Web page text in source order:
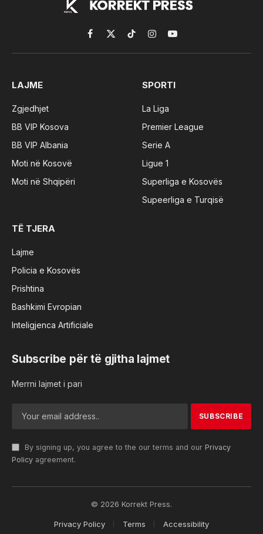
Facebook
X
(Twitter)
TikTokInstagramYouTube
LAJME
Zgjedhjet
BB VIP Kosova
BB VIP Albania
Moti në Kosovë
Moti në Shqipëri
SPORTI
La Liga
Premier League
Serie A
Ligue 1
Superliga e Kosovës
Supeerliga e Turqisë
TË TJERA
Lajme
Policia e Kosovës
Prishtina
Bashkimi Evropian
Inteligjenca Artificiale
Subscribe për të gjitha lajmet
Merrni lajmet i pari
By signing up, you agree to the our terms and our Privacy
Policy agreement.
© 2026 Korrekt Press.
Privacy Policy Terms Accessibility